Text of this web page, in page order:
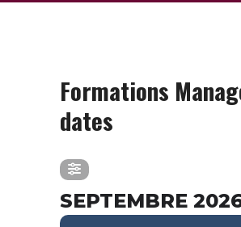
Formations
dates
SEPTEMBRE